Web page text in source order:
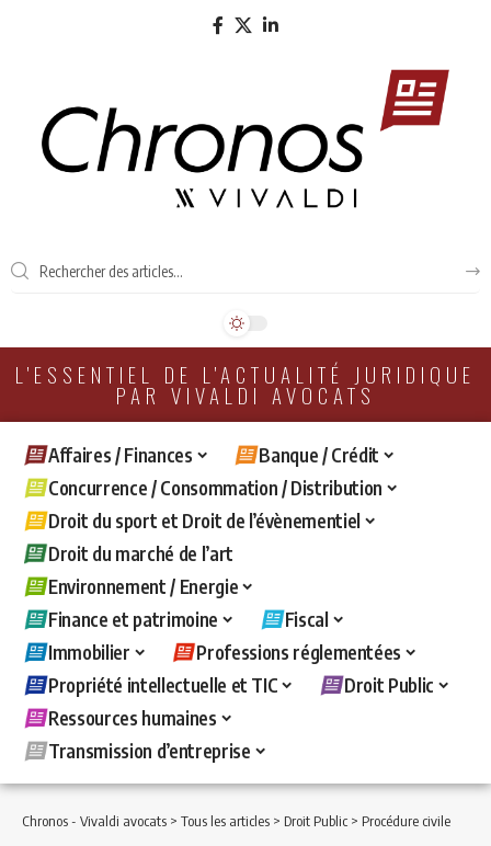
L'ESSENTIEL DE L'ACTUALITÉ JURIDIQUE
PAR VIVALDI AVOCATS
Affaires / Finances
Banque / Crédit
Concurrence / Consommation / Distribution
Droit du sport et Droit de l’évènementiel
Droit du marché de l’art
Environnement / Energie
Finance et patrimoine
Fiscal
Immobilier
Professions réglementées
Propriété intellectuelle et TIC
Droit Public
Ressources humaines
Transmission d’entreprise
Chronos - Vivaldi avocats > Tous les articles > Droit Public > Procédure civile